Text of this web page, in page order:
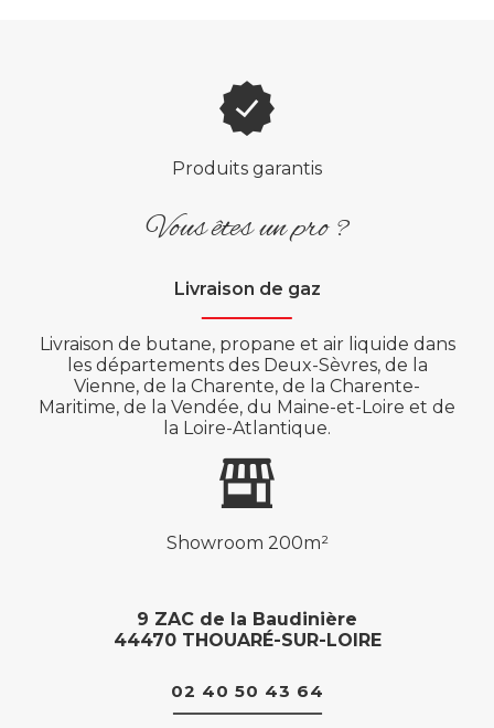
Produits garantis
Vous êtes un pro ?
Livraison de gaz
Livraison de butane, propane et air liquide dans
les départements des Deux-Sèvres, de la
Vienne, de la Charente, de la Charente-
Maritime, de la Vendée, du Maine-et-Loire et de
la Loire-Atlantique.
Showroom 200m²
9 ZAC de la Baudinière
44470 THOUARÉ-SUR-LOIRE
02 40 50 43 64